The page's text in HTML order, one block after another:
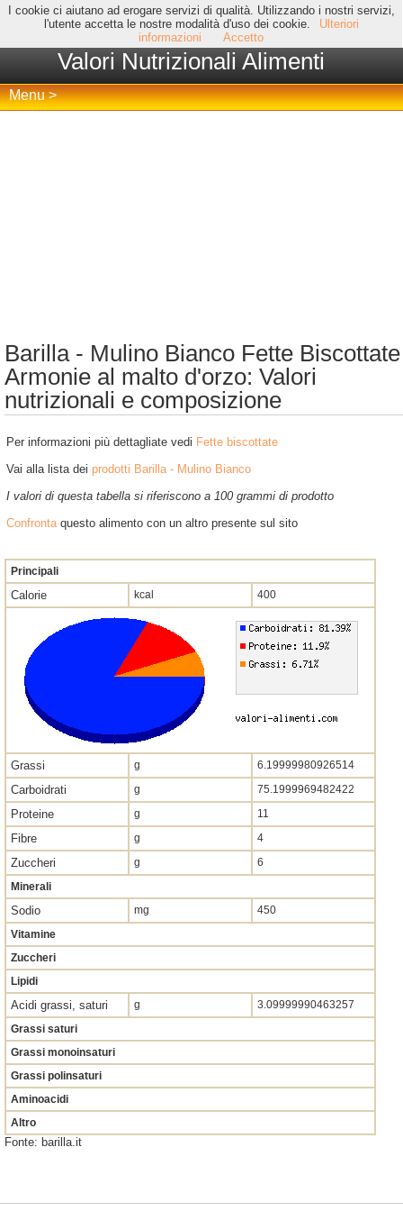
I cookie ci aiutano ad erogare servizi di qualità. Utilizzando i nostri servizi,
l'utente accetta le nostre modalità d'uso dei cookie.
Ulteriori
informazioni
Accetto
Valori Nutrizionali Alimenti
Menu >
Barilla - Mulino Bianco Fette Biscottate
Armonie al malto d'orzo: Valori
nutrizionali e composizione
Per informazioni più dettagliate vedi Fette biscottate
Vai alla lista dei prodotti Barilla - Mulino Bianco
I valori di questa tabella si riferiscono a 100 grammi di prodotto
Confrontaquesto alimento con un altro presente sul sito
Principali
Calorie kcal 400
Grassi g 6.19999980926514
Carboidrati g 75.1999969482422
Proteine g 11
Fibre g 4
Zuccheri g
6
Minerali
Sodio mg
450
Vitamine
Zuccheri
Lipidi
Acidi grassi, saturi g
3.09999990463257
Grassi saturi
Grassi monoinsaturi
Grassi polinsaturi
Aminoacidi
Altro
Fonte: barilla.it